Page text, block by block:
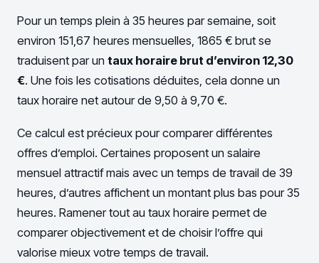
Pour un temps plein à 35 heures par semaine, soit
environ 151,67 heures mensuelles, 1865 € brut se
traduisent par un taux horaire brut d’environ 12,30
€. Une fois les cotisations déduites, cela donne un
taux horaire net autour de 9,50 à 9,70 €.
Ce calcul est précieux pour comparer différentes
offres d’emploi. Certaines proposent un salaire
mensuel attractif mais avec un temps de travail de 39
heures, d’autres affichent un montant plus bas pour 35
heures. Ramener tout au taux horaire permet de
comparer objectivement et de choisir l’offre qui
valorise mieux votre temps de travail.